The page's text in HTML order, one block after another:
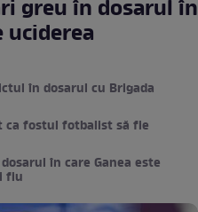
greu în dosarul în
uciderea
în dosarul cu Brigada
ca fostul fotbalist să fie
în care Ganea este
fiu